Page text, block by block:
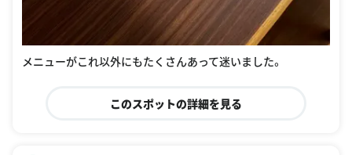
メニューがこれ以外にもたくさんあって迷いました。
このスポットの詳細を見る